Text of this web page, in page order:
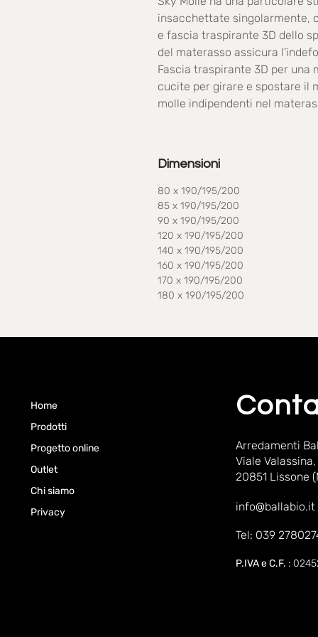
insacchettate singolarmente,
e fascia traspirante 3D dello
del materasso assicura
Fascia traspirante 3D per una
cucite per girare e spostare il
molle indipendenti nel
Dimensioni
80 x 190/195/200
85 x 190/195/200
90 x 190/195/200
120 x 190/195/200
140 x 190/195/200
160 x 190/195/200
170 x 190/195/200
180 x 190/195/200
Home
Prodotti
Progetto online
Outlet
Chi siamo
Privacy
Arredamenti
Viale
20851 Lissone
info@ballabio.it
Tel: 039
P.IVA e C.F. :